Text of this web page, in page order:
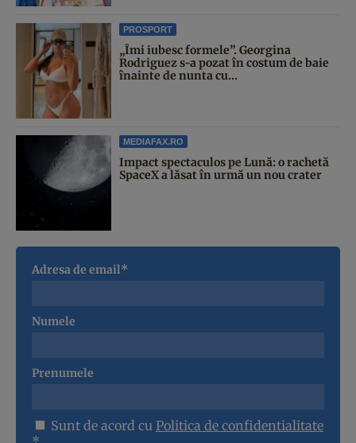
PROSPORT
„Îmi iubesc formele”. Georgina
Rodriguez s-a pozat în costum de baie
înainte de nunta cu...
MEDIAFAX.RO
Impact spectaculos pe Lună: o rachetă
SpaceX a lăsat în urmă un nou crater
Adresa de email*
Numele
Prenumele
Sunt de acord cu Politica de confidentialitate